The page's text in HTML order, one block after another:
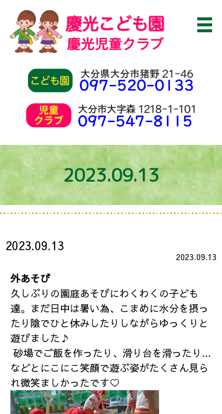
2023.09.13
2023.09.13
2023.09.13
外あそび
久しぶりの園庭あそびにわくわくの子ども
達。まだ日中は暑い為、こまめに水分を摂っ
たり陰でひと休みしたりしながらゆっくりと
遊びました♪
砂場でご飯を作ったり、滑り台を滑ったり…
などとにこにこ笑顔で遊ぶ姿がたくさん見ら
れ微笑ましかったです♡